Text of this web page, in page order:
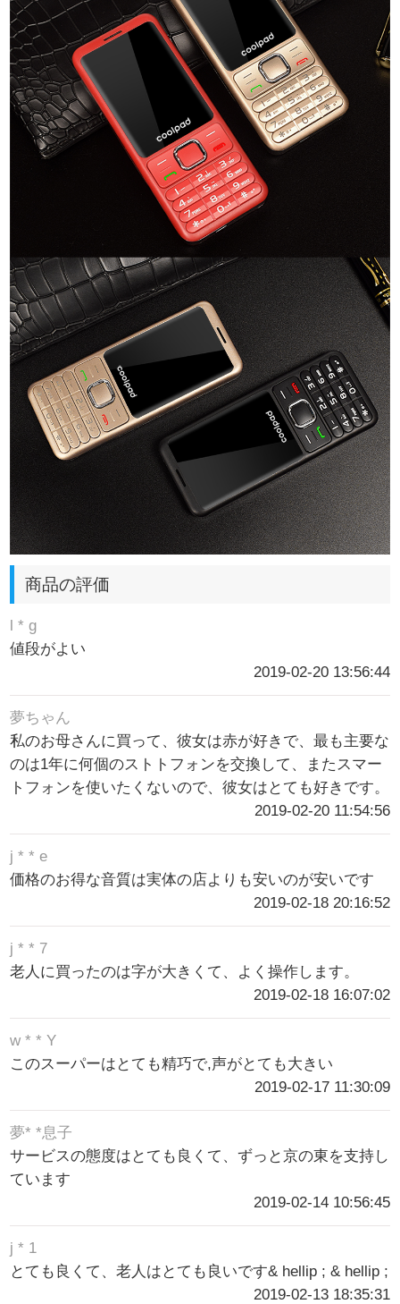
商品の評価
l * g
値段がよい
2019-02-20 13:56:44
夢ちゃん
私のお母さんに買って、彼女は赤が好きで、最も主要な
のは1年に何個のストトフォンを交換して、またスマー
トフォンを使いたくないので、彼女はとても好きです。
2019-02-20 11:54:56
j * * e
価格のお得な音質は実体の店よりも安いのが安いです
2019-02-18 20:16:52
j * * 7
老人に買ったのは字が大きくて、よく操作します。
2019-02-18 16:07:02
w * * Y
このスーパーはとても精巧で,声がとても大きい
2019-02-17 11:30:09
夢* *息子
サービスの態度はとても良くて、ずっと京の東を支持し
ています
2019-02-14 10:56:45
j * 1
とても良くて、老人はとても良いです& hellip ; & hellip ;
2019-02-13 18:35:31